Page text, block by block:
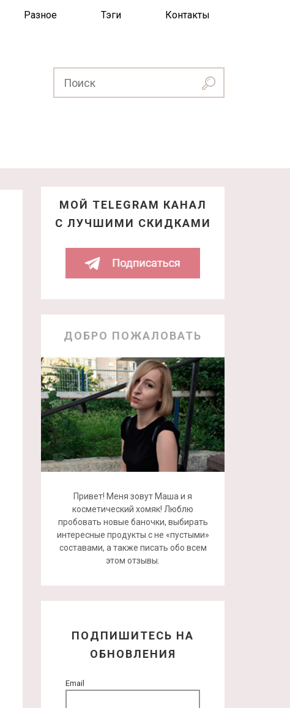
Разное Тэги Контакты
МОЙ TELEGRAM КАНАЛ
С ЛУЧШИМИ СКИДКАМИ
ДОБРО ПОЖАЛОВАТЬ
Привет! Меня зовут Маша и я
косметический хомяк! Люблю
пробовать новые баночки, выбирать
интересные продукты с не «пустыми»
составами, а также писать обо всем
этом отзывы.
ПОДПИШИТЕСЬ НА
ОБНОВЛЕНИЯ
Email